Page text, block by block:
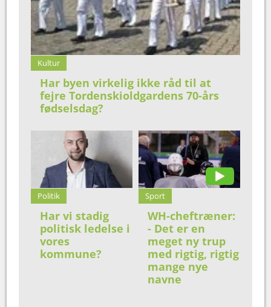
Kultur
Har byen virkelig ikke råd til at
fejre Tordenskioldgardens 70-års
fødselsdag?
Politik
Har vi stadig
politisk ledelse i
vores
kommune?
Sport
WH-cheftræner:
- Det er en
meget ny trup
med rigtig, rigtig
mange nye
navne